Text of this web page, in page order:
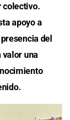
colectivo.
apoyo a
del
valor una